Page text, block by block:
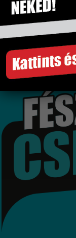
Kiszerelés
Szakértő
Gyors és
Több száz